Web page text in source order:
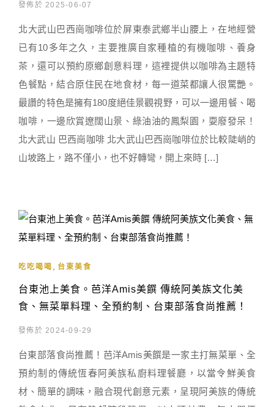
發佈於 2025-06-07
北大武山巴西崗咖啡位於屏東泰武鄉半山腰上，在地經營
已有10多年之久，主要推廣自家種植的有機咖啡、養身
茶，還可以預約原鄉創意料理，這裡提供以咖啡為主題特
色餐點，結合原住民在地食材，每一道菜都讓人很驚艷。
最讚的特色是擁有180度絕佳景觀視野，可以一邊用餐、喝
咖啡，一邊欣賞遼闊山景、綠油油的鳳梨園，耍廢發呆！
北大武山 巴西崗咖啡 北大武山巴西崗咖啡位於比較陡峭的
山坡路上，路不僅小，也不好轉彎，開上來時 […]
吃吃喝喝 台東美食
台東池上美食。芭洋Amis美饌 傳統阿美族文化美
食、無菜單料理、全預約制、台東部落食尚推薦！
發佈於 2024-09-29
台東部落食尚推薦！芭洋Amis美饌是一家主打無菜單、全
預約制的傳統恆春阿美族私廚料理餐廳，以當令鮮美食
材、簡單的調味，融合現代創意元素，呈現阿美族的傳統